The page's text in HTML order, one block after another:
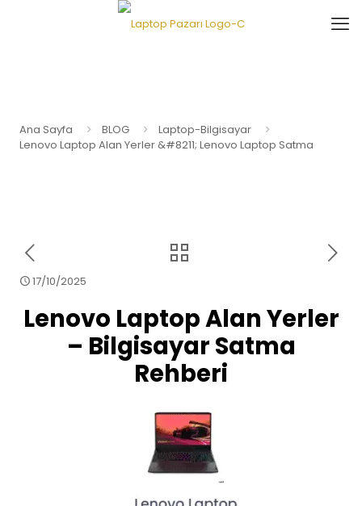
Ana Sayfa BLOG
Laptop-Bilgisayar
Lenovo Laptop Alan Yerler &#8211; Lenovo Laptop Satma
17/10/2025
Lenovo Laptop Alan Yerler
– Bilgisayar Satma
Rehberi